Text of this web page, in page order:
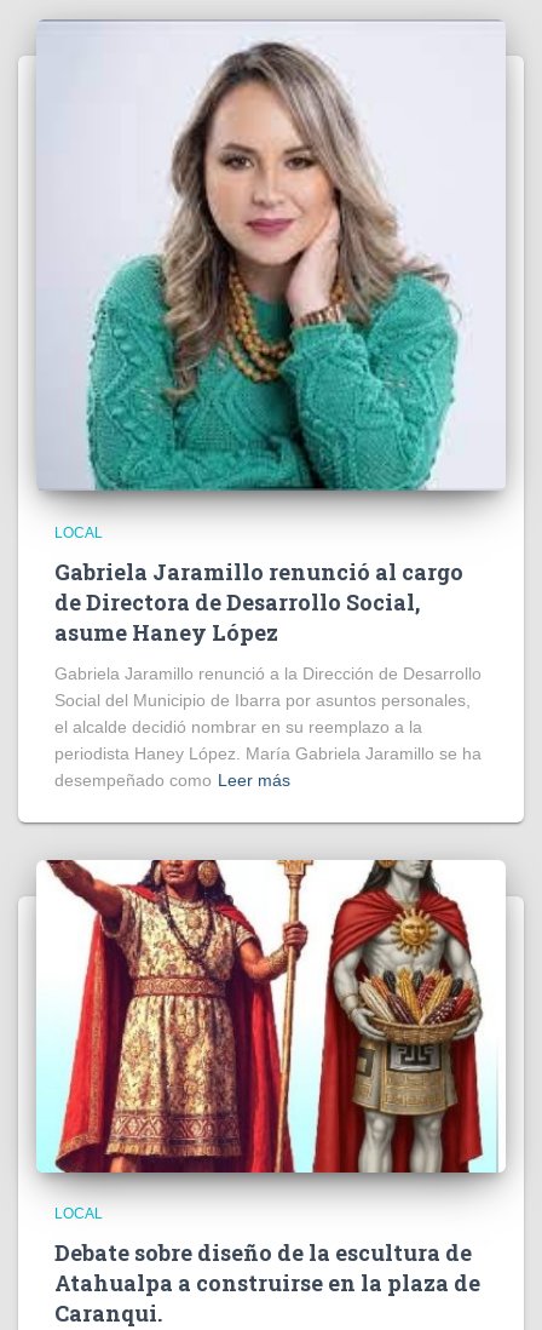
LOCAL
Gabriela Jaramillo renunció al cargo
de Directora de Desarrollo Social,
asume Haney López
Gabriela Jaramillo renunció a la Dirección de Desarrollo
Social del Municipio de Ibarra por asuntos personales,
el alcalde decidió nombrar en su reemplazo a la
periodista Haney López. María Gabriela Jaramillo se ha
desempeñado como Leer más
LOCAL
Debate sobre diseño de la escultura de
Atahualpa a construirse en la plaza de
Caranqui.